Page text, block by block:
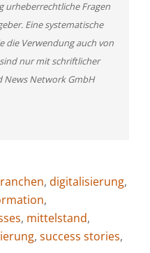
urheberrechtliche Fragen
Eine systematische
die Verwendung auch von
nur mit schriftlicher
News Network GmbH
, digitalisierung,
,
, mittelstand,
, success stories,